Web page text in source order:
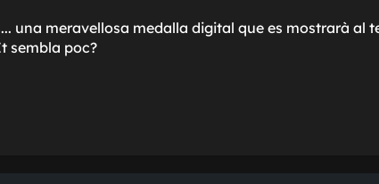
una meravellosa medalla digital que es mostrarà al
sembla poc?